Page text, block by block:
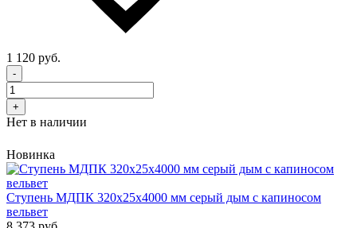
1 120 руб.
-
+
Нет в наличии
Новинка
Cтупень МДПК 320х25х4000 мм серый дым с капиносом
вельвет